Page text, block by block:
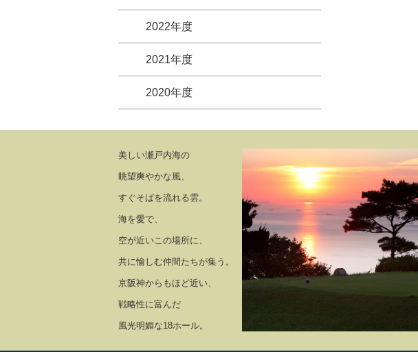
2022年度
2021年度
2020年度
美しい瀬戸内海の
眺望爽やかな風、
すぐそばを流れる雲。
海を愛で、
空が近いこの場所に、
共に愉しむ仲間たちが集う。
京阪神からもほど近い、
戦略性に富んだ
風光明媚な18ホール。